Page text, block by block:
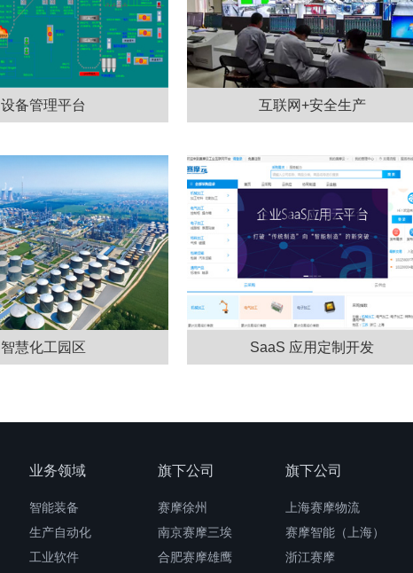
设备管理平台 互联网+安全生产
智慧化工园区 SaaS 应用定制开发
业务领域
智能装备
生产自动化
工业软件
旗下公司
赛摩徐州
南京赛摩三埃
合肥赛摩雄鹰
旗下公司
上海赛摩物流
赛摩智能（上海）
浙江赛摩